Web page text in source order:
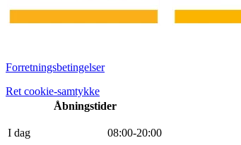
Forretningsbetingelser
Ret cookie-samtykke
Åbningstider
I dag 08:00-20:00